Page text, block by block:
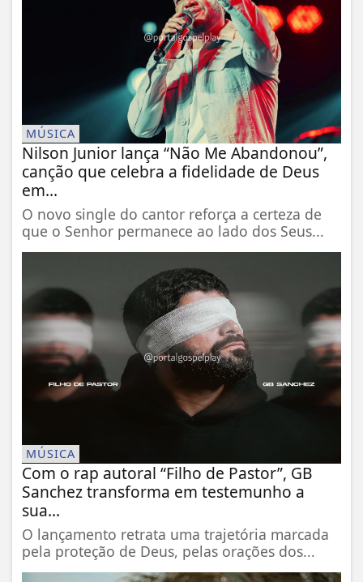
MÚSICA
Nilson Junior lança “Não Me Abandonou”,
canção que celebra a fidelidade de Deus
em...
O novo single do cantor reforça a certeza de
que o Senhor permanece ao lado dos Seus...
MÚSICA
Com o rap autoral “Filho de Pastor”, GB
Sanchez transforma em testemunho a
sua...
O lançamento retrata uma trajetória marcada
pela proteção de Deus, pelas orações dos...